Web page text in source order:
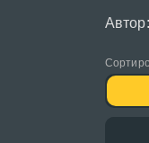
Автор: